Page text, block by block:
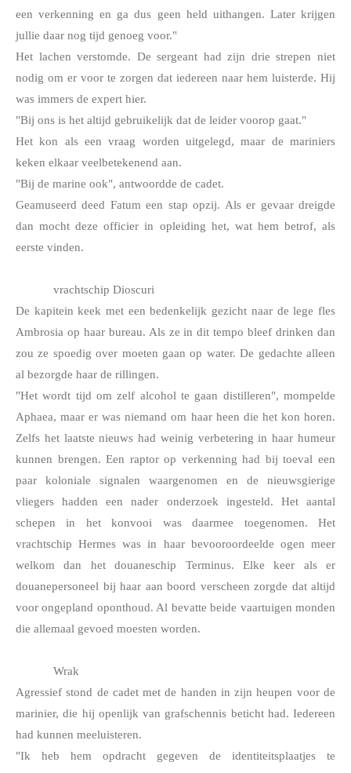
een verkenning en ga dus geen held uithangen. Later krijgen
jullie daar nog tijd genoeg voor."
Het lachen verstomde. De sergeant had zijn drie strepen niet
nodig om er voor te zorgen dat iedereen naar hem luisterde. Hij
was immers de expert hier.
"Bij ons is het altijd gebruikelijk dat de leider voorop gaat."
Het kon als een vraag worden uitgelegd, maar de mariniers
keken elkaar veelbetekenend aan.
"Bij de marine ook", antwoordde de cadet.
Geamuseerd deed Fatum een stap opzij. Als er gevaar dreigde
dan mocht deze officier in opleiding het, wat hem betrof, als
eerste vinden.
vrachtschip Dioscuri
De kapitein keek met een bedenkelijk gezicht naar de lege fles
Ambrosia op haar bureau. Als ze in dit tempo bleef drinken dan
zou ze spoedig over moeten gaan op water. De gedachte alleen
al bezorgde haar de rillingen.
"Het wordt tijd om zelf alcohol te gaan distilleren", mompelde
Aphaea, maar er was niemand om haar heen die het kon horen.
Zelfs het laatste nieuws had weinig verbetering in haar humeur
kunnen brengen. Een raptor op verkenning had bij toeval een
paar koloniale signalen waargenomen en de nieuwsgierige
vliegers hadden een nader onderzoek ingesteld. Het aantal
schepen in het konvooi was daarmee toegenomen. Het
vrachtschip Hermes was in haar bevooroordeelde ogen meer
welkom dan het douaneschip Terminus. Elke keer als er
douanepersoneel bij haar aan boord verscheen zorgde dat altijd
voor ongepland oponthoud. Al bevatte beide vaartuigen monden
die allemaal gevoed moesten worden.
Wrak
Agressief stond de cadet met de handen in zijn heupen voor de
marinier, die hij openlijk van grafschennis beticht had. Iedereen
had kunnen meeluisteren.
"Ik heb hem opdracht gegeven de identiteitsplaatjes te